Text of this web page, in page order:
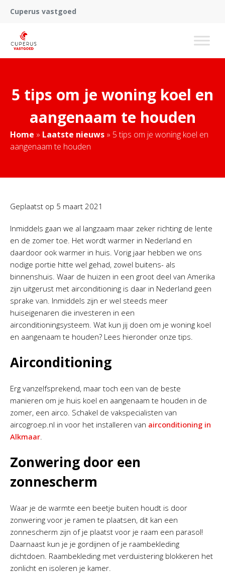
Cuperus vastgoed
5 tips om je woning koel en
aangenaam te houden
Home » Laatste nieuws » 5 tips om je woning koel en
aangenaam te houden
Geplaatst op 5 maart 2021
Inmiddels gaan we al langzaam maar zeker richting de lente
en de zomer toe. Het wordt warmer in Nederland en
daardoor ook warmer in huis. Vorig jaar hebben we ons
nodige portie hitte wel gehad, zowel buitens- als
binnenshuis. Waar de huizen in een groot deel van Amerika
zijn uitgerust met airconditioning is daar in Nederland geen
sprake van. Inmiddels zijn er wel steeds meer
huiseigenaren die investeren in een
airconditioningsysteem. Wat kun jij doen om je woning koel
en aangenaam te houden? Lees hieronder onze tips.
Airconditioning
Erg vanzelfsprekend, maar toch een van de beste
manieren om je huis koel en aangenaam te houden in de
zomer, een airco. Schakel de vakspecialisten van
aircogroep.nl in voor het installeren van airconditioning in
Alkmaar.
Zonwering door een
zonnescherm
Waar je de warmte een beetje buiten houdt is door
zonwering voor je ramen te plaatsen, dit kan een
zonnescherm zijn of je plaatst voor je raam een parasol!
Daarnaast kun je je gordijnen of je raambekleding
dichtdoen. Raambekleding met verduistering blokkeren het
zonlicht en isoleren je kamer.